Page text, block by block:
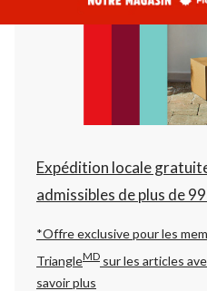
Expédition locale
admissibles de plus de
*Offre exclusive pour les
TriangleMD sur les articles
savoir plus